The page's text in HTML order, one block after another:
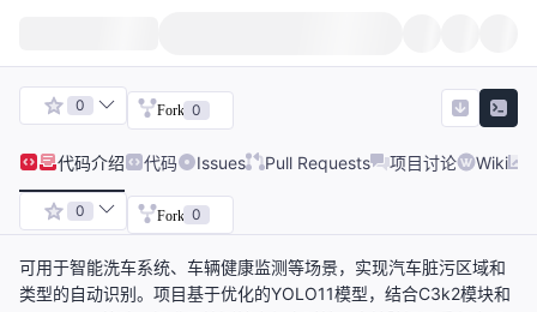
0 Fork 0
代码介绍 代码 Issues Pull Requests 项目讨论 Wiki
0 Fork 0
可用于智能洗车系统、车辆健康监测等场景，实现汽车脏污区域和
类型的自动识别。项目基于优化的YOLO11模型，结合C3k2模块和